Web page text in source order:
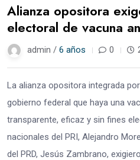
Alianza opositora
electoral de vacuna
admin / 6 años 0
La alianza opositora integrada por
gobierno federal que haya una
transparente, eficaz y sin fines
nacionales del PRI, Alejandro
del PRD, Jesús Zambrano,